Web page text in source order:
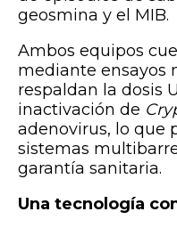
geosmina y el MIB.
Ambos equipos
mediante ensayos
respaldan la dosis
inactivación de
adenovirus, lo que
sistemas
garantía sanitaria.
Una tecnología